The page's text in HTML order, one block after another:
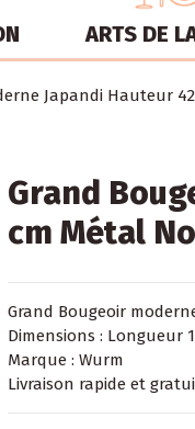
ARTS DE
Japandi Hauteur
Grand
cm Métal
Grand Bougeoir
Dimensions : Longueur
Marque : Wurm
Livraison rapide et